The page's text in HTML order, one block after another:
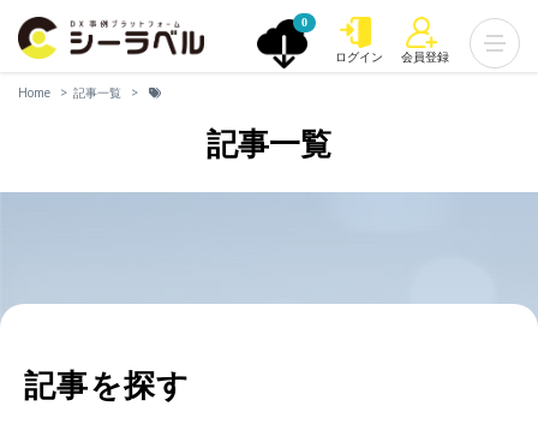
0
ログイン 会員登録
Home 記事一覧
記事一覧
記事を探す